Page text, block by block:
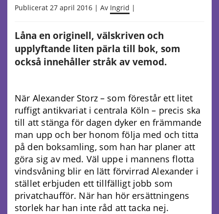
Publicerat 27 april 2016 | Av Ingrid |
Låna en originell, välskriven och
upplyftande liten pärla till bok, som
också innehåller stråk av vemod.
När Alexander Storz – som förestår ett litet
ruffigt antikvariat i centrala Köln – precis ska
till att stänga för dagen dyker en främmande
man upp och ber honom följa med och titta
på den boksamling, som han har planer att
göra sig av med. Väl uppe i mannens flotta
vindsvåning blir en lätt förvirrad Alexander i
stället erbjuden ett tillfälligt jobb som
privatchaufför. När han hör ersättningens
storlek har han inte råd att tacka nej.